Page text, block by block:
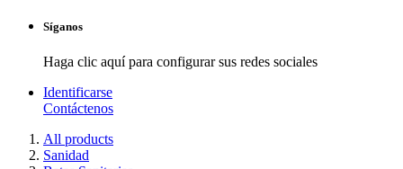
Síganos
Haga clic aquí para configurar sus redes sociales
Identificarse
Contáctenos
All products
Sanidad